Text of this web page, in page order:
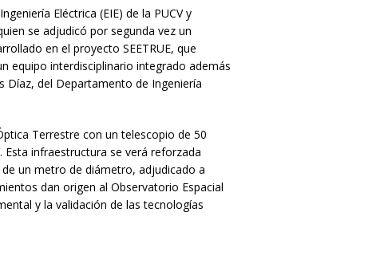
Eléctrica (EIE) de la PUCV y
se adjudicó por segunda vez un
en el proyecto SEETRUE, que
equipo interdisciplinario integrado además
Díaz, del Departamento de Ingeniería
Terrestre con un telescopio de 50
Esta infraestructura se verá reforzada
un metro de diámetro, adjudicado a
dan origen al Observatorio Espacial
y la validación de las tecnologías